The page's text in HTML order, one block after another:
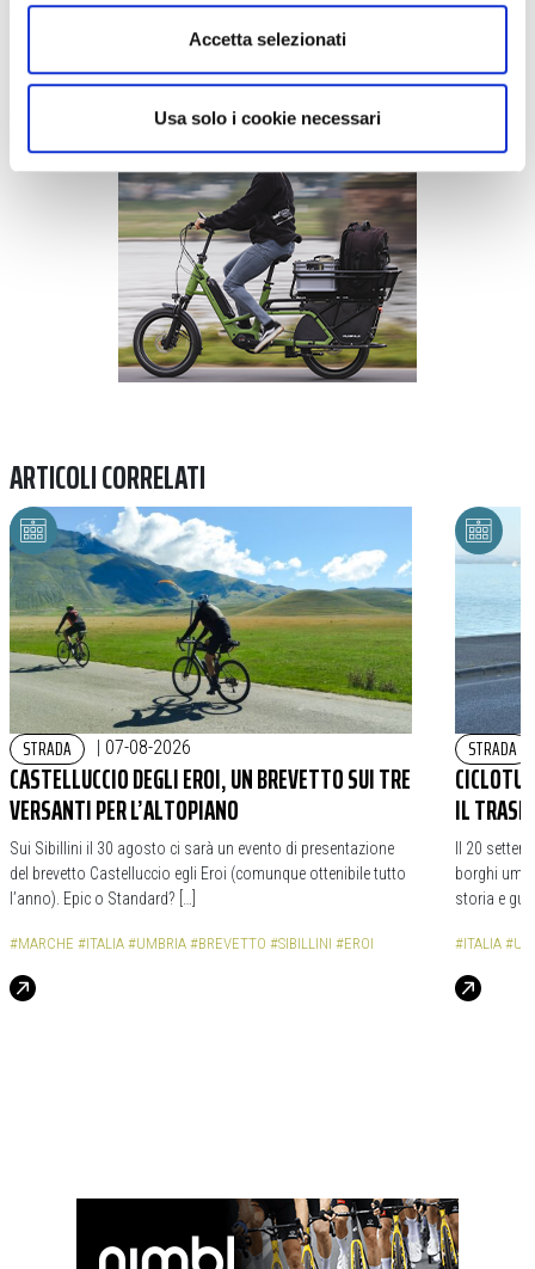
Accetta selezionati
Usa solo i cookie necessari
Next
ARTICOLI CORRELATI
STRADA | 07-08-2026
CASTELLUCCIO DEGLI EROI, UN BREVETTO SUI TRE
VERSANTI PER L’ALTOPIANO
Sui Sibillini il 30 agosto ci sarà un evento di presentazione
del brevetto Castelluccio egli Eroi (comunque ottenibile tutto
l’anno). Epic o Standard? […]
#MARCHE #ITALIA #UMBRIA #BREVETTO #SIBILLINI #EROI
STRADA
IL
Il 20
borghi
storia e
#ITALIA